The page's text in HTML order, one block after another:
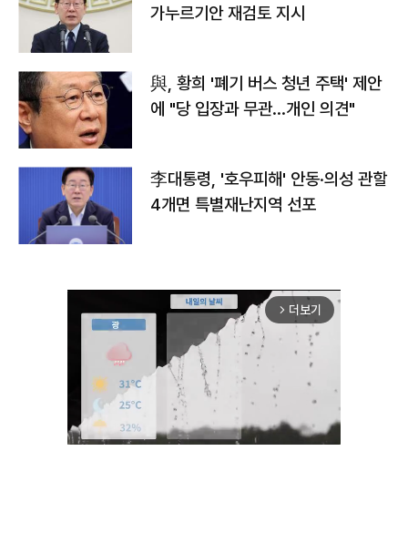
가누르기안 재검토 지시
與, 황희 '폐기 버스 청년 주택' 제안
에 "당 입장과 무관…개인 의견"
李대통령, '호우피해' 안동·의성 관할
4개면 특별재난지역 선포
arrow_forward_ios 더보기